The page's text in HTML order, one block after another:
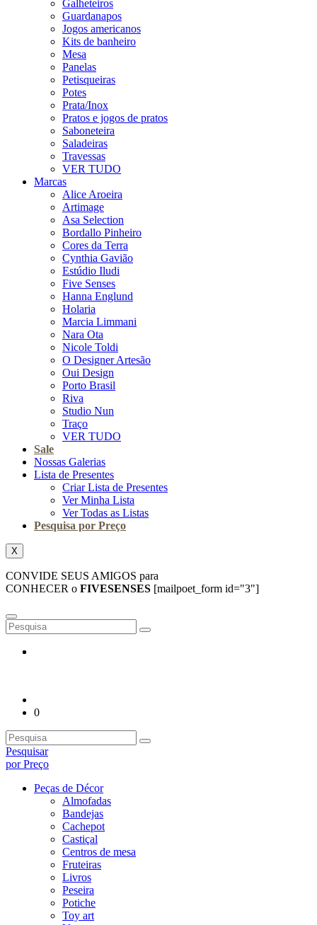
Galheteiros
Guardanapos
Jogos americanos
Kits de banheiro
Mesa
Panelas
Petisqueiras
Potes
Prata/Inox
Pratos e jogos de pratos
Saboneteira
Saladeiras
Travessas
VER TUDO
Marcas
Alice Aroeira
Artimage
Asa Selection
Bordallo Pinheiro
Cores da Terra
Cynthia Gavião
Estúdio Iludi
Five Senses
Hanna Englund
Holaria
Marcia Limmani
Nara Ota
Nicole Toldi
O Designer Artesão
Oui Design
Porto Brasil
Riva
Studio Nun
Traço
VER TUDO
Sale
Nossas Galerias
Lista de Presentes
Criar Lista de Presentes
Ver Minha Lista
Ver Todas as Listas
Pesquisa por Preço
X
CONVIDE SEUS AMIGOS para
CONHECER o FIVESENSES [mailpoet_form id="3"]
0
Pesquisar
por Preço
Peças de Décor
Almofadas
Bandejas
Cachepot
Castiçal
Centros de mesa
Fruteiras
Livros
Peseira
Potiche
Toy art